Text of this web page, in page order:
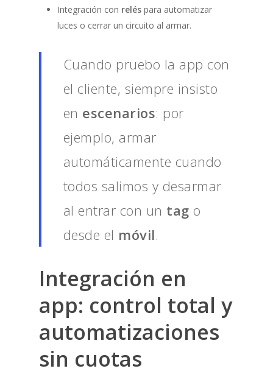
Integración con relés para automatizar
luces o cerrar un circuito al armar.
Cuando pruebo la app con
el cliente, siempre insisto
en escenarios: por
ejemplo, armar
automáticamente cuando
todos salimos y desarmar
al entrar con un tag o
desde el móvil.
Integración en
app: control total y
automatizaciones
sin cuotas